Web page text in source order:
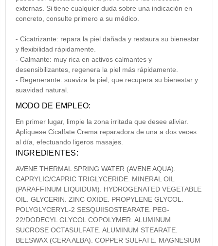
externas. Si tiene cualquier duda sobre una indicación en
concreto, consulte primero a su médico.
- Cicatrizante: repara la piel dañada y restaura su bienestar
y flexibilidad rápidamente.
- Calmante: muy rica en activos calmantes y
desensibilizantes, regenera la piel más rápidamente.
- Regenerante: suaviza la piel, que recupera su bienestar y
suavidad natural.
MODO DE EMPLEO:
En primer lugar, limpie la zona irritada que desee aliviar.
Aplíquese Cicalfate Crema reparadora de una a dos veces
al día, efectuando ligeros masajes.
INGREDIENTES:
AVENE THERMAL SPRING WATER (AVENE AQUA).
CAPRYLIC/CAPRIC TRIGLYCERIDE. MINERAL OIL
(PARAFFINUM LIQUIDUM). HYDROGENATED VEGETABLE
OIL. GLYCERIN. ZINC OXIDE. PROPYLENE GLYCOL.
POLYGLYCERYL-2 SESQUIISOSTEARATE. PEG-
22/DODECYL GLYCOL COPOLYMER. ALUMINUM
SUCROSE OCTASULFATE. ALUMINUM STEARATE.
BEESWAX (CERA ALBA). COPPER SULFATE. MAGNESIUM